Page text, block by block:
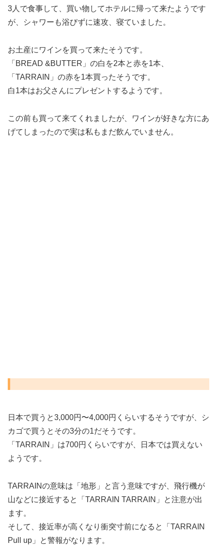
3人で食事して、買い物してホテルに帰って来たようです
が、シャワーも浴びずに速攻、寝ていました。
お土産にワインを買って来たそうです。
「BREAD &BUTTER」の白を2本と赤を1本、
「TARRAIN」の赤を1本買ったそうです。
白1本はお父さんにプレゼントするようです。
この前も買って来てくれましたが、ワインが好きな方にあ
げてしまったので実は私もまだ飲んでいません。
日本で買うと3,000円〜4,000円くらいするそうですが、シ
カゴで買うとその3分の1だそうです。
「TARRAIN」は700円くらいですが、日本では買えない
ようです。
TARRAINの意味は「地形」と言う意味ですが、飛行機が
山などに接近すると「TARRAIN TARRAIN」と注意が出
ます。
そして、接近率が高くなり衝突寸前になると「TARRAIN
Pull up」と警報がなります。